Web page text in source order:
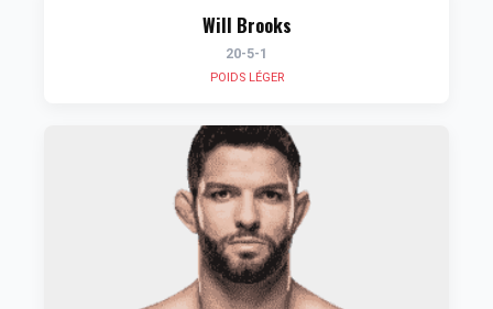
Will Brooks
20-5-1
POIDS LÉGER